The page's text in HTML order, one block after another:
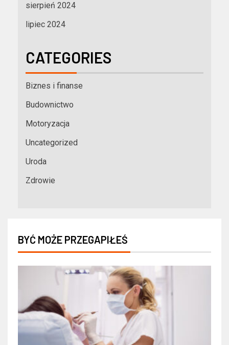
sierpień 2024
lipiec 2024
CATEGORIES
Biznes i finanse
Budownictwo
Motoryzacja
Uncategorized
Uroda
Zdrowie
BYĆ MOŻE PRZEGAPIŁEŚ